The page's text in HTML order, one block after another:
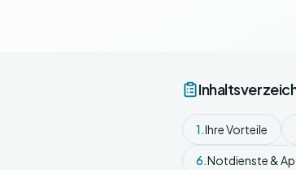
1.Ihre Vorteile
6.Notdienste &